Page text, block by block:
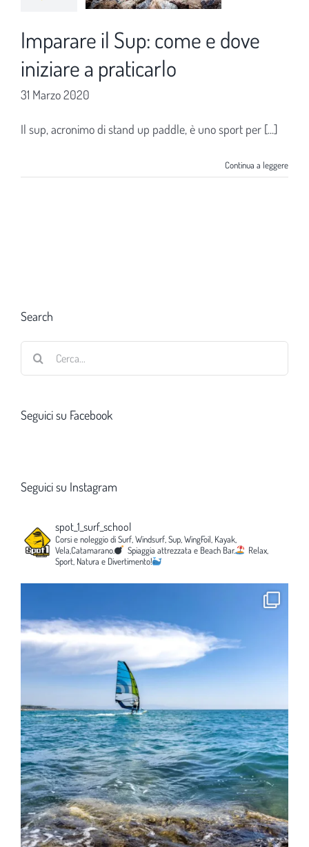
Imparare il Sup: come e dove
iniziare a praticarlo
31 Marzo 2020
Il sup, acronimo di stand up paddle, è uno sport per [...]
Continua a leggere
Search
Seguici su Facebook
Seguici su Instagram
spot_1_surf_school
Corsi e noleggio di Surf, Windsurf, Sup, WingFoil, Kayak,
Vela,Catamarano.
Spiaggia attrezzata e Beach Bar.
Relax,
Sport, Natura e Divertimento!